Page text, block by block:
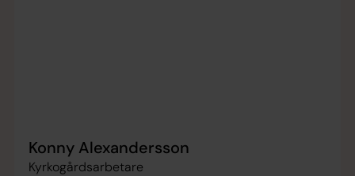
Konny Alexandersson
Kyrkogårdsarbetare